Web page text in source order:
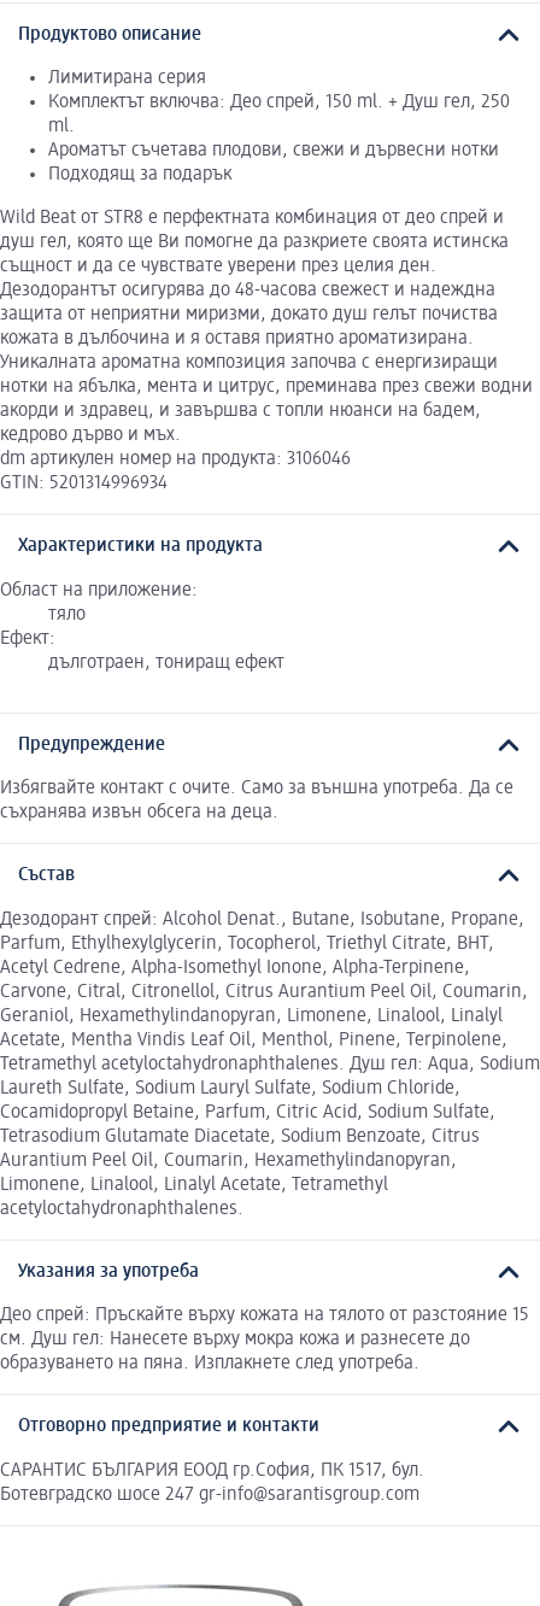
Продуктово описание
Лимитирана серия
Комплектът включва: Део спрей, 150 ml. + Душ гел, 250
ml.
Ароматът съчетава плодови, свежи и дървесни нотки
Подходящ за подарък
Wild Beat от STR8 е перфектната комбинация от део спрей и
душ гел, която ще Ви помогне да разкриете своята истинска
същност и да се чувствате уверени през целия ден.
Дезодорантът осигурява до 48-часова свежест и надеждна
защита от неприятни миризми, докато душ гелът почиства
кожата в дълбочина и я оставя приятно ароматизирана.
Уникалната ароматна композиция започва с енергизиращи
нотки на ябълка, мента и цитрус, преминава през свежи водни
акорди и здравец, и завършва с топли нюанси на бадем,
кедрово дърво и мъх.
dm артикулен номер на продукта: 3106046
GTIN: 5201314996934
Характеристики на продукта
Област на приложение:
тяло
Ефект:
дълготраен, тониращ ефект
Предупреждение
Избягвайте контакт с очите. Само за външна употреба. Да се
съхранява извън обсега на деца.
Състав
Дезодорант спрей: Alcohol Denat., Butane, Isobutane, Propane,
Parfum, Ethylhexylglycerin, Tocopherol, Triethyl Citrate, BHT,
Acetyl Cedrene, Alpha-Isomethyl Ionone, Alpha-Terpinene,
Carvone, Citral, Citronellol, Citrus Aurantium Peel Oil, Coumarin,
Geraniol, Hexamethylindanopyran, Limonene, Linalool, Linalyl
Acetate, Mentha Vindis Leaf Oil, Menthol, Pinene, Terpinolene,
Tetramethyl acetyloctahydronaphthalenes. Душ гел: Aqua, Sodium
Laureth Sulfate, Sodium Lauryl Sulfate, Sodium Chloride,
Cocamidopropyl Betaine, Parfum, Citric Acid, Sodium Sulfate,
Tetrasodium Glutamate Diacetate, Sodium Benzoate, Citrus
Aurantium Peel Oil, Coumarin, Hexamethylindanopyran,
Limonene, Linalool, Linalyl Acetate, Tetramethyl
acetyloctahydronaphthalenes.
Указания за употреба
Део спрей: Пръскайте върху кожата на тялото от разстояние 15
см. Душ гел: Нанесете върху мокра кожа и разнесете до
образуването на пяна. Изплакнете след употреба.
Отговорно предприятие и контакти
САРАНТИС БЪЛГАРИЯ ЕООД гр.София, ПК 1517, бул.
Ботевградско шосе 247 gr-info@sarantisgroup.com